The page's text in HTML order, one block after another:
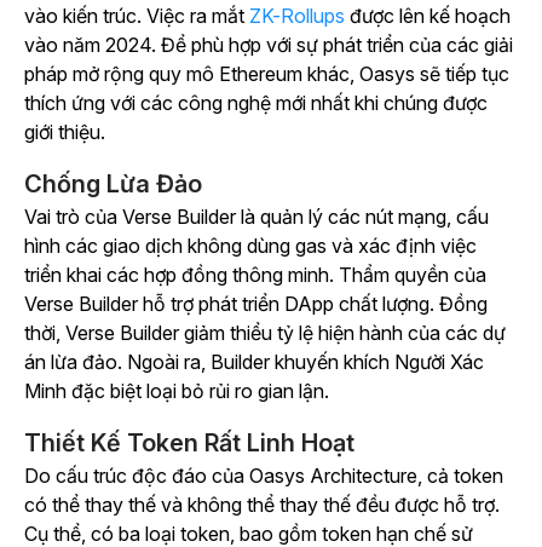
vào kiến trúc. Việc ra mắt ZK-Rollups được lên kế hoạch
vào năm 2024. Để phù hợp với sự phát triển của các giải
pháp mở rộng quy mô Ethereum khác, Oasys sẽ tiếp tục
thích ứng với các công nghệ mới nhất khi chúng được
giới thiệu.
Chống Lừa Đảo
Vai trò của Verse Builder là quản lý các nút mạng, cấu
hình các giao dịch không dùng gas và xác định việc
triển khai các hợp đồng thông minh. Thẩm quyền của
Verse Builder hỗ trợ phát triển DApp chất lượng. Đồng
thời, Verse Builder giảm thiểu tỷ lệ hiện hành của các dự
án lừa đảo. Ngoài ra, Builder khuyến khích Người Xác
Minh đặc biệt loại bỏ rủi ro gian lận.
Thiết Kế Token Rất Linh Hoạt
Do cấu trúc độc đáo của Oasys Architecture, cả token
có thể thay thế và không thể thay thế đều được hỗ trợ.
Cụ thể, có ba loại token, bao gồm token hạn chế sử